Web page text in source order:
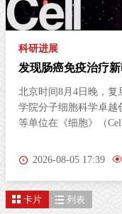
科研进展
发现肠癌免疫治疗
杂志
北京时间8月4日晚，
学院分子细胞科学卓越
等单位在《细胞》（
向外周5-HT2AR增强
5-HT2AR，能够开启肠
2026-08-05 17:39
卡片 列表